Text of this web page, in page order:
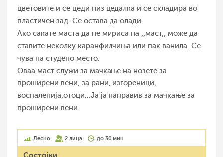
цветовите и се цеди низ цедалка и се складира во
пластичен зад. Се остава да олади.
Ако сакате маста да не мириса на ,,маст,, може да
ставите неколку каранфилчиња или пак ванила. Се
чува на студено место.
Оваа маст служи за мачкање на нозете за
проширени вени, за рани, изгореници,
воспаленија,отоци...Ја ја направив за мачкање за
проширени вени.
Лесно 2 лица до 30 мин
Состојки